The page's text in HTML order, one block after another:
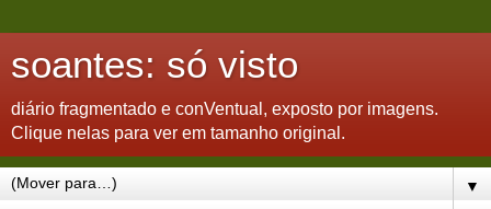
soantes: só visto
diário fragmentado e conVentual, exposto por imagens.
Clique nelas para ver em tamanho original.
▼